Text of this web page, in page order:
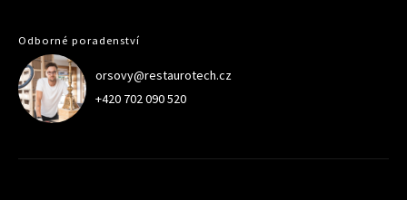
Odborné poradenství
orsovy@restaurotech.cz
+420 702 090 520